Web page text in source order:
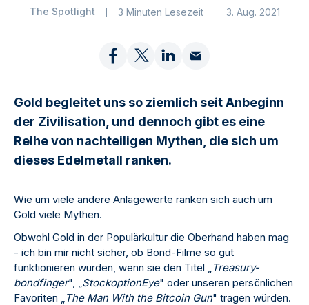
The Spotlight 3 Minuten Lesezeit 3. Aug. 2021
Gold begleitet uns so ziemlich seit Anbeginn
der Zivilisation, und dennoch gibt es eine
Reihe von nachteiligen Mythen, die sich um
dieses Edelmetall ranken.
Wie um viele andere Anlagewerte ranken sich auch um
Gold viele Mythen.
Obwohl Gold in der Populärkultur die Oberhand haben mag
- ich bin mir nicht sicher, ob Bond-Filme so gut
funktionieren würden, wenn sie den Titel „
Treasury-
bondfinger", „ StockoptionEye" oder unseren persönlichen
Favoriten „
The Man With the Bitcoin Gun" tragen würden.